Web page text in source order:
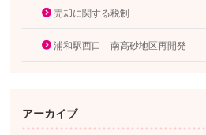
売却に関する税制
浦和駅西口 南高砂地区再開発
アーカイブ